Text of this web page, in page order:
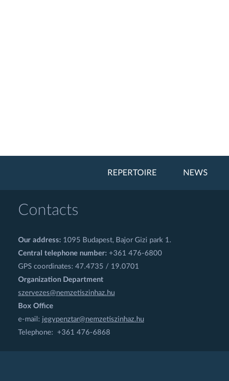
REPERTOIRE NEWS
Contacts
Our address: 1095 Budapest, Bajor Gizi park 1.
Central telephone number: +361 476-6800
GPS coordinates: 47.4735 / 19.0701
Organization Department
szervezes@nemzetiszinhaz.hu
Box Office
e-mail: jegypenztar@nemzetiszinhaz.hu
Telephone: +361 476-6868